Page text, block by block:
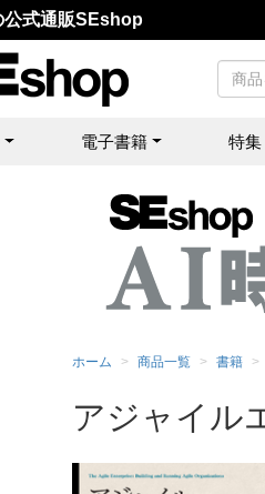
公式通販SEshop
電子書籍 特集
ホーム 商品一覧 書籍
アジャイル